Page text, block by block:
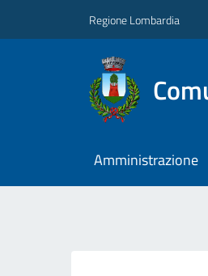
Regione Lombardia
Amministrazione